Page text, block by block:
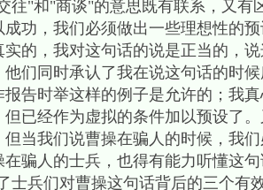
往"和"商谈"的意思既有联系，又有
成功，我们必须做出一些理想性的
的，我对这句话的说是正当的，
们同时承认了我在说这句话的时
报告时举这样的例子是允许的；我
已经作为虚拟的条件加以预设了
当我们说曹操在骗人的时候，我
在骗人的士兵，也得有能力听懂这
士兵们对曹操这句话背后的三个有